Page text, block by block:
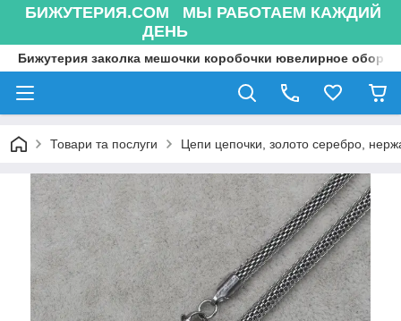
БИЖУТЕРИЯ.COM МЫ РАБОТАЕМ КАЖДИЙ
ДЕНЬ
Бижутерия заколка мешочки коробочки ювелирное
Товари та послуги Цепи цепочки, золото серебро,